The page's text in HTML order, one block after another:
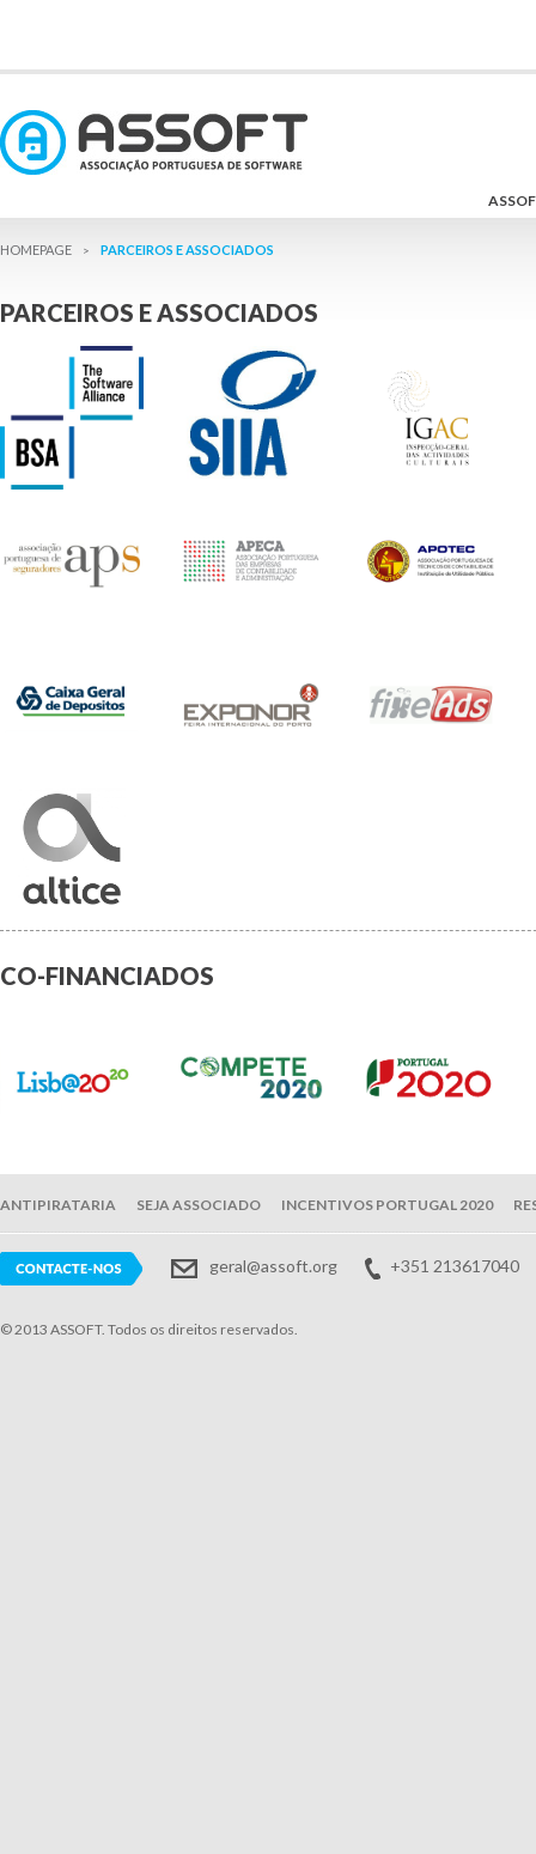
> PARCEIROS E ASSOCIADOS
PARCEIROS E ASSOCIADOS
CO-FINANCIADOS
ANTIPIRATARIA SEJA ASSOCIADO INCENTIVOS PORTUGAL 2020
geral@assoft.org +351 213617040
© 2013 ASSOFT. Todos os direitos reservados.